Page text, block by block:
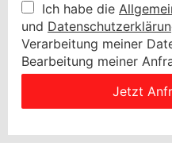
Ich habe die
und
Verarbeitung meiner
Bearbeitung meiner
Jetzt